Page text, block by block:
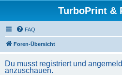
TurboPrint &
FAQ
Foren-Übersicht
Du musst registriert und
anzuschauen.